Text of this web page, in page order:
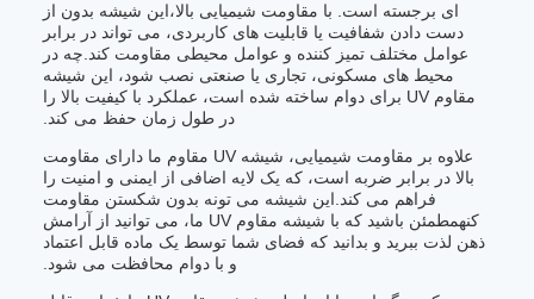
ای برجسته است. با مقاومت شیمیایی بالا،این شیشه بدون از
دست دادن شفافیت یا قابلیت های کاربردی، می تواند در برابر
عوامل مختلف تمیز کننده و عوامل محیطی مقاومت کند.چه در
محیط های مسکونی، تجاری یا صنعتی نصب شود، این شیشه
مقاوم UV برای دوام ساخته شده است، عملکرد با کیفیت بالا را
در طول زمان حفظ می کند.
علاوه بر مقاومت شیمیایی، شیشه UV مقاوم ما دارای مقاومت
بالا در برابر ضربه است، که یک لایه اضافی از ایمنی و امنیت را
فراهم می کند.این شیشه می تونه بدون شکستن مقاومت
کنهمطمئن باشید که با شیشه مقاوم UV ما، می توانید از آرامش
ذهن لذت ببرید و بدانید که فضای شما توسط یک ماده قابل اعتماد
و با دوام محافظت می شود.